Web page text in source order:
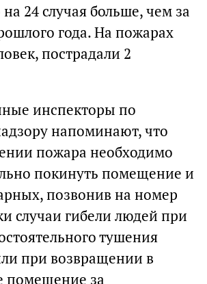
24 случая больше, чем за
года. На пожарах
пострадали 2
инспекторы по
напоминают, что
пожара необходимо
покинуть помещение и
позвонив на номер
случаи гибели людей при
тушения
при возвращении в
помещение за